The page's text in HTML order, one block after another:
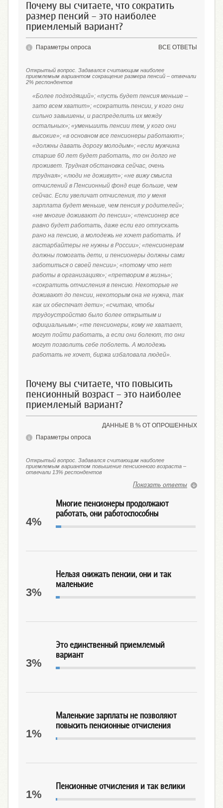
Почему вы считаете, что сократить
размер пенсий – это наиболее
приемлемый вариант?
ВСЕ ОТВЕТЫ
Параметры опроса
Открытый вопрос. Задавался считающим наиболее
приемлемым вариантом сокращение размера пенсий – отвечали
2% респондентов
«Более подходящий»; «пусть будет пенсия меньше –
зато всем хватит»; «сократить пенсии, у кого они
сильно завышены, и распределить их между
остальных»; «уменьшить пенсии тем, у кого они
высокие»; «в основном все пенсионеры работают»;
«должны давать дорогу молодым»; «если мужчина
старше 60 лет будет работать, то он долго не
проживет. Трудная обстановка сейчас, очень
трудная»; «люди не доживут»; «не вижу смысла
отчислений в Пенсионный фонд еще больше, чем
сейчас. Если увеличат отчисления, то у меня
зарплата будет меньше, чем пенсия у родителей»;
«не многие доживают до пенсии»; «пенсионер все
равно будет работать, даже если его отпускать
рано на пенсию, а молодежь не хочет работать. И
гастарбайтеры не нужны в России»; «пенсионерам
должны помогать дети, и пенсионеры должны сами
заботиться о своей пенсии»; «потому что нет
работы в организациях»; «претворим в жизнь»;
«сократить отчисления в пенсию. Некоторые не
доживают до пенсии, некоторым она не нужна, так
как их обеспечат дети»; «считаю, чтобы
трудоустройство было более открытым и
официальным»; «те пенсионеры, кому не хватает,
могут пойти работать, а если они болеют, то они
могут позволить себе поболеть. А молодежь
работать не хочет, биржа избаловала людей».
Почему вы считаете, что повысить
пенсионный возраст – это наиболее
приемлемый вариант?
ДАННЫЕ В % ОТ ОПРОШЕННЫХ
Параметры опроса
Открытый вопрос. Задавался считающим наиболее
приемлемым вариантом повышение пенсионного возраста –
отвечали 13% респондентов
Показать ответы
Многие пенсионеры продолжают
работать, они работоспособны
4%
Нельзя снижать пенсии, они и так
маленькие
3%
Это единственный приемлемый
вариант
3%
Маленькие зарплаты не позволяют
повысить пенсионные отчисления
1%
Пенсионные отчисления и так велики
1%